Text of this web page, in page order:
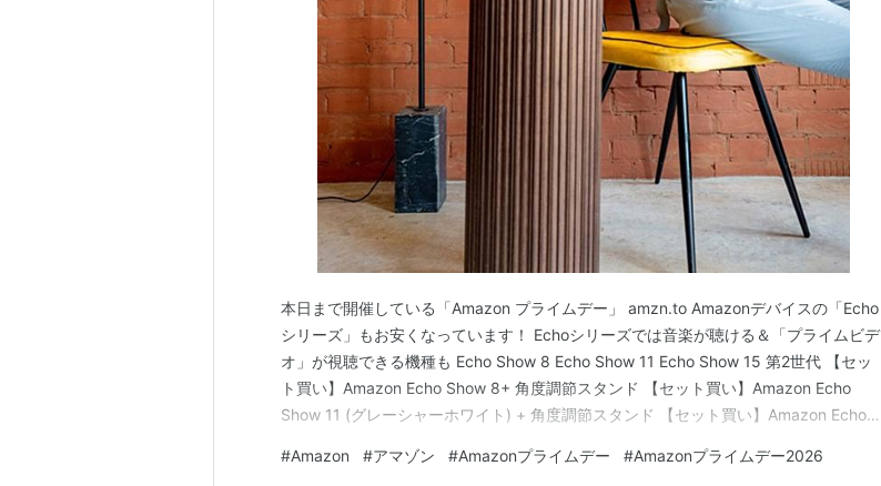
本日まで開催している「Amazon プライムデー」 amzn.to Amazonデバイスの「Echo
シリーズ」もお安くなっています！ Echoシリーズでは音楽が聴ける＆「プライムビデ
オ」が視聴できる機種も Echo Show 8 Echo Show 11 Echo Show 15 第2世代 【セッ
ト買い】Amazon Echo Show 8+ 角度調節スタンド 【セット買い】Amazon Echo
Show 11 (グレーシャーホワイト) + 角度調節スタンド 【セット買い】Amazon Echo
#Amazon #アマゾン #Amazonプライムデー #Amazonプライムデー2026